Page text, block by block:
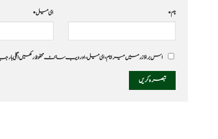
نام* ای میل*
اس براؤزر میں میرا نام، ای میل، اور ویب سائٹ محفوظ رکھیں اگلی